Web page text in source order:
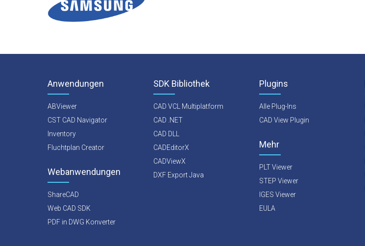
Anwendungen
ABViewer
CST CAD Navigator
Inventory
Fluchtplan Creator
Webanwendungen
ShareCAD
Web CAD SDK
PDF in DWG Konverter
SDK Bibliothek
CAD VCL Multiplatform
CAD .NET
CAD DLL
CADEditorX
CADViewX
DXF Export Java
Plugins
Alle Plug-Ins
CAD View Plugin
Mehr
PLT Viewer
STEP Viewer
IGES Viewer
EULA